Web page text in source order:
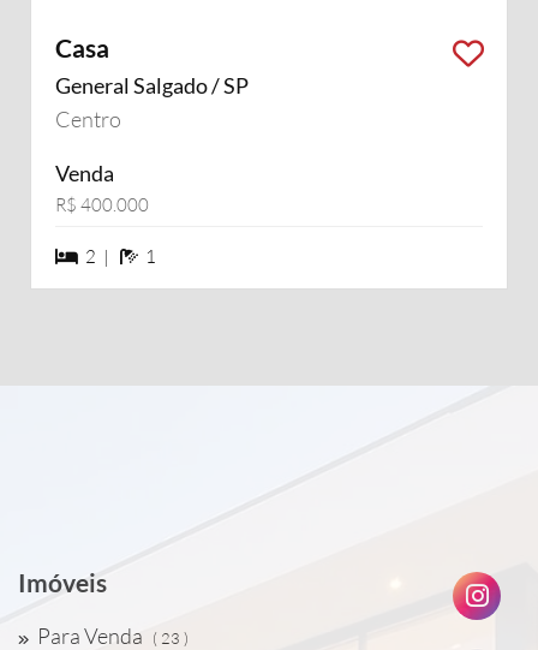
Casa
General Salgado / SP
Centro
Venda
R$ 400.000
2 dormiórios
2 | 1 banheiros
1
Imóveis
Para Venda ( 23 )